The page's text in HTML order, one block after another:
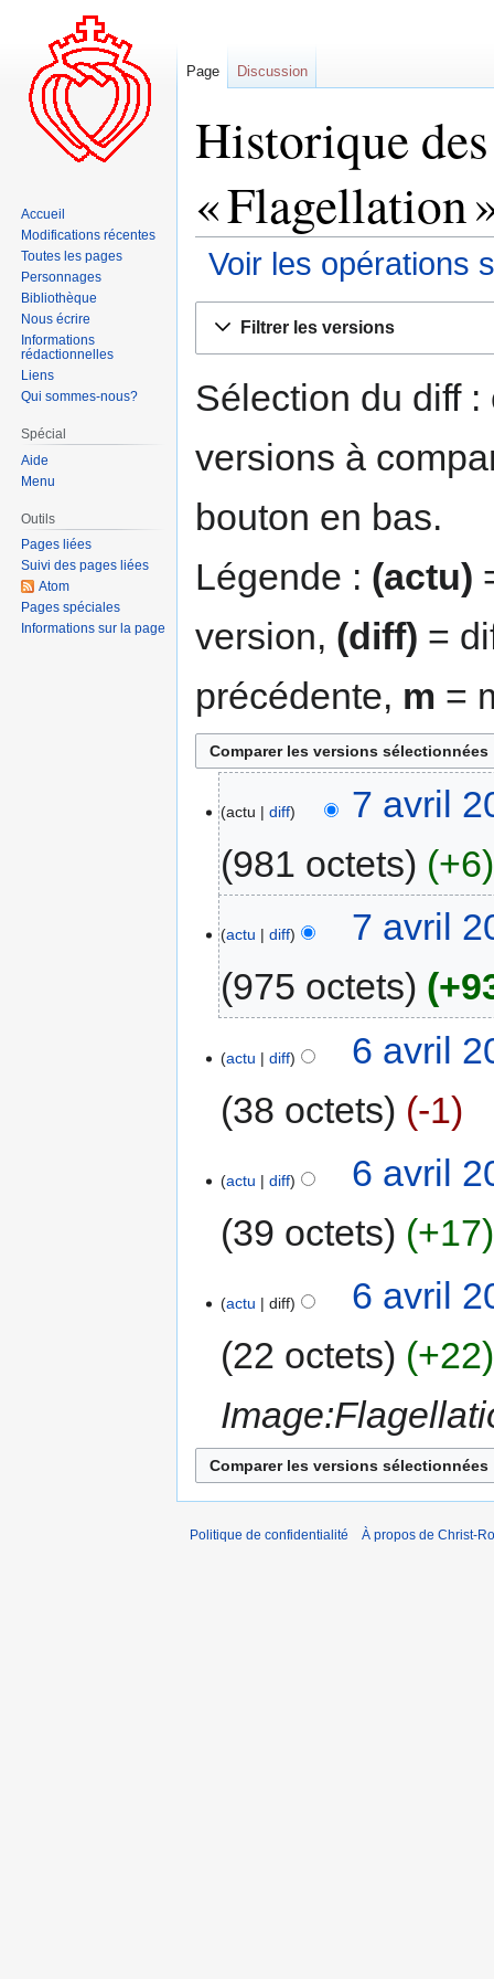
Historique
« Flagellation
Voir les opérations
navigation
recherche
Filtrer les versions
Sélection du diff
versions à
bouton en bas.
Légende : (actu)
version, (diff) =
précédente, m =
actu diff
7 avril
981 octets
+6
actu diff
7 avril
975 octets
actu diff
6 avril
38 octets
-1
actu diff
6 avril
39 octets
+17
actu diff
6 avril
22 octets
+22
Page Discussion
Accueil
Modifications récentes
Toutes les pages
Personnages
Bibliothèque
Nous écrire
Informations
rédactionnelles
Liens
Qui sommes-nous?
Spécial
Aide
Menu
Outils
Pages liées
Suivi des pages liées
Atom
Pages spéciales
Informations sur la page
Politique de confidentialité À propos de Christ-